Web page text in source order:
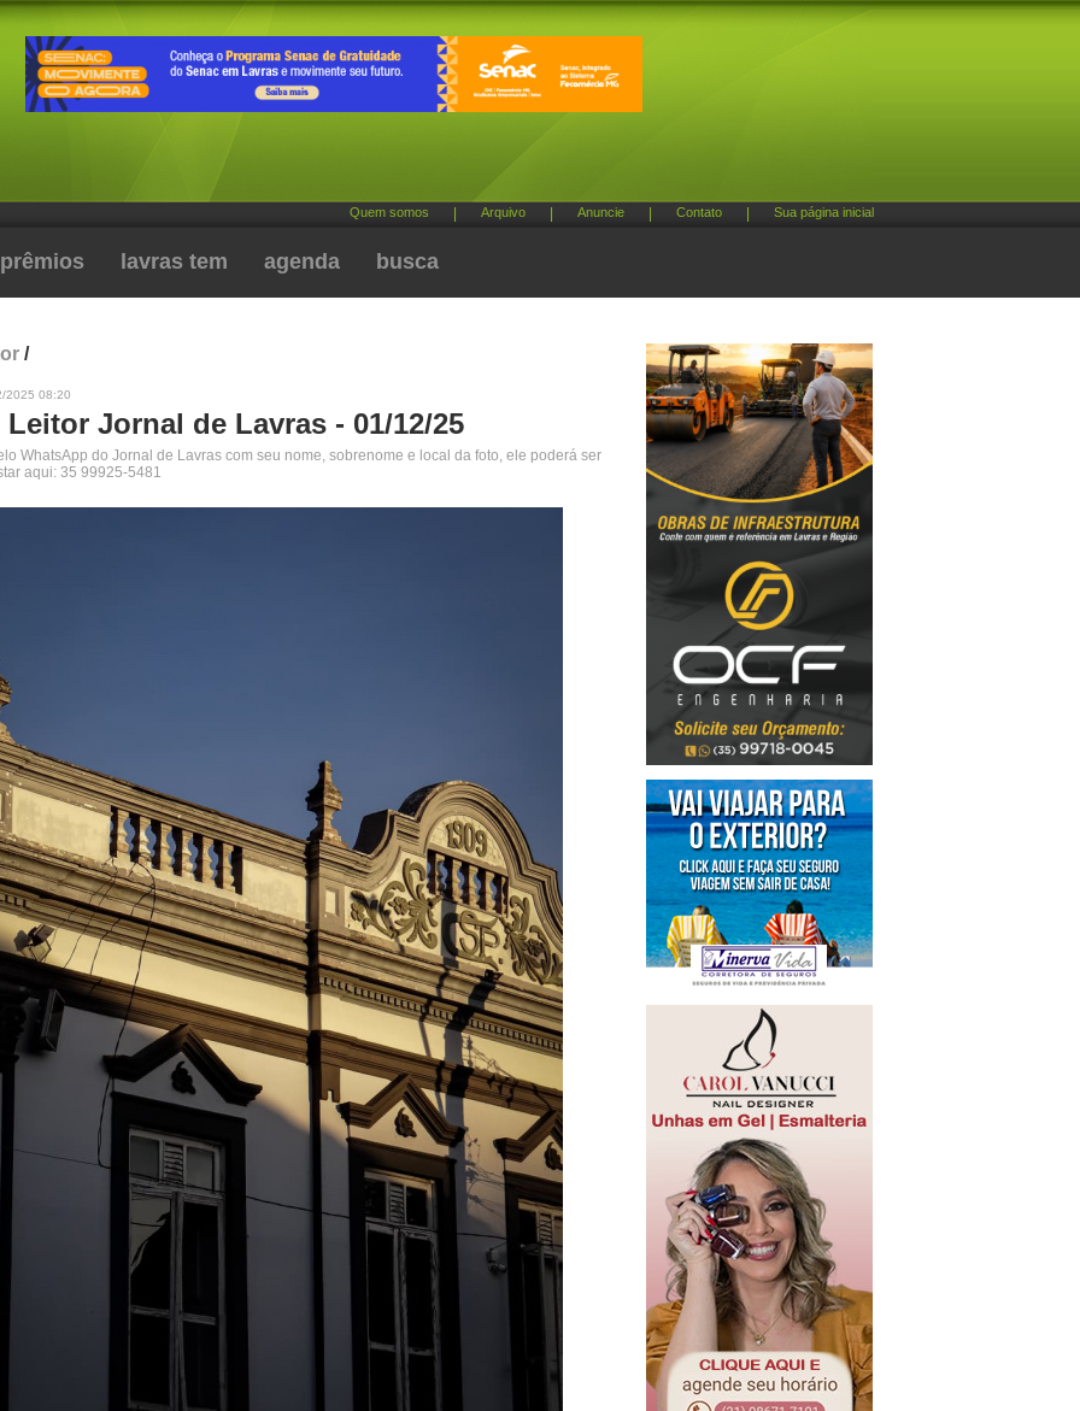
Quem somos Arquivo Anuncie Contato Sua página inicial
prêmios lavras tem agenda busca
/
2025 08:20
Jornal de Lavras - 01/12/25
WhatsApp do Jornal de Lavras com seu nome, sobrenome e local da foto, ele poderá ser
aqui: 35 99925-5481